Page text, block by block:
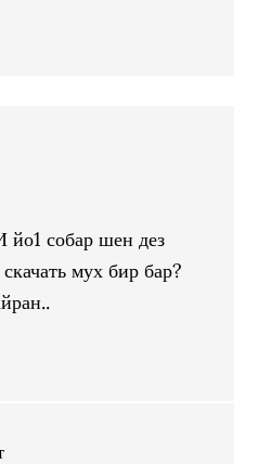
йо1 собар шен дез
мух бир бар?